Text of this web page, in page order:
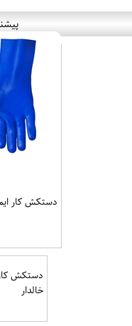
دستکش کار
دستکش
خالدار